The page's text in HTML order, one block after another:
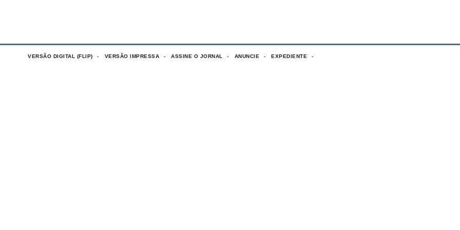
VERSÃO DIGITAL (FLIP) VERSÃO IMPRESSA ASSINE O JORNAL ANUNCIE EXPEDIENTE